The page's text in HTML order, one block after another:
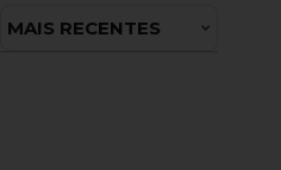
MAIS RECENTES